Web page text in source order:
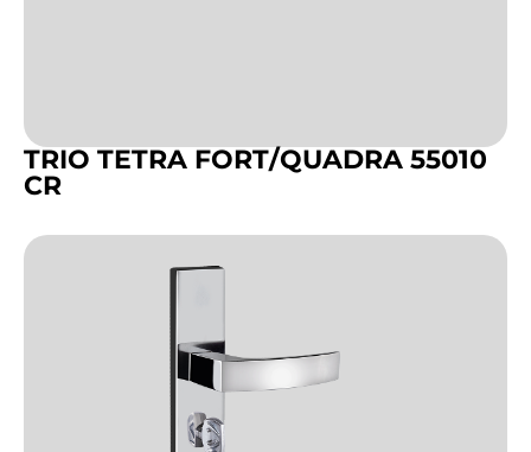
TRIO TETRA FORT/QUADRA 55010
CR